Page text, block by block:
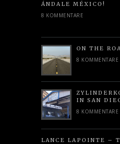
ÁNDALE MÉXICO!
8 KOMMENTARE
ON THE
8 KOMMENTARE
IN SAN
8 KOMMENTARE
LANCE LAPOINTE –